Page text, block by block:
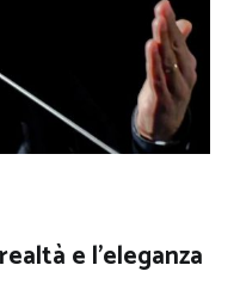
e l’eleganza